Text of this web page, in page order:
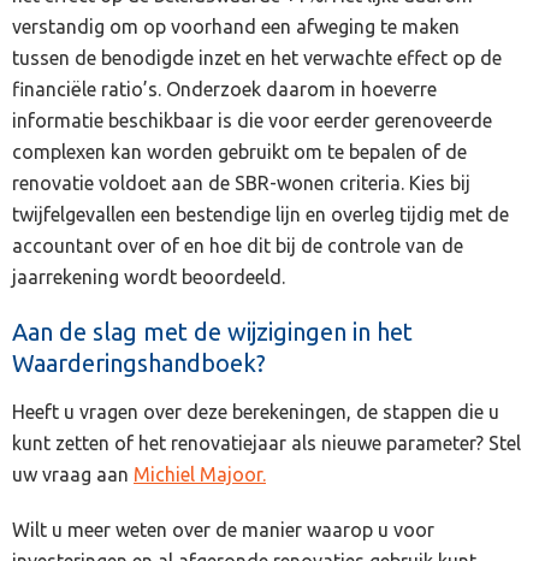
verstandig om op voorhand een afweging te maken
tussen de benodigde inzet en het verwachte effect op de
financiële ratio’s. Onderzoek daarom in hoeverre
informatie beschikbaar is die voor eerder gerenoveerde
complexen kan worden gebruikt om te bepalen of de
renovatie voldoet aan de SBR-wonen criteria. Kies bij
twijfelgevallen een bestendige lijn en overleg tijdig met de
accountant over of en hoe dit bij de controle van de
jaarrekening wordt beoordeeld.
Aan de slag met de wijzigingen in het
Waarderingshandboek?
Heeft u vragen over deze berekeningen, de stappen die u
kunt zetten of het renovatiejaar als nieuwe parameter? Stel
uw vraag aan Michiel Majoor.
Wilt u meer weten over de manier waarop u voor